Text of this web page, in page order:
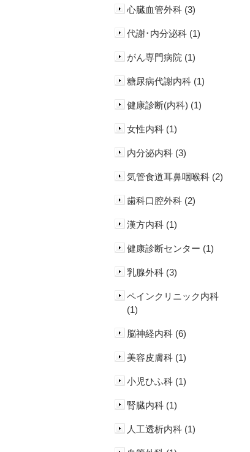
心臓血管外科 (3)
代謝･内分泌科 (1)
がん専門病院 (1)
糖尿病代謝内科 (1)
健康診断(内科) (1)
女性内科 (1)
内分泌内科 (3)
気管食道耳鼻咽喉科 (2)
歯科口腔外科 (2)
漢方内科 (1)
健康診断センター (1)
乳腺外科 (3)
ペインクリニック内科
(1)
脳神経内科 (6)
美容皮膚科 (1)
小児ひふ科 (1)
腎臓内科 (1)
人工透析内科 (1)